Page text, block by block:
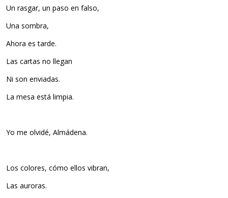
Un rasgar, un paso en falso,
Una sombra,
Ahora es tarde.
Las cartas no llegan
Ni son enviadas.
La mesa está limpia.
Yo me olvidé, Almádena.
Los colores, cómo ellos vibran,
Las auroras.